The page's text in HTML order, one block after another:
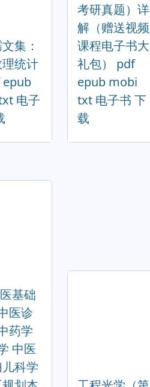
集：
统计
电子
考研真题）详
解（赠送视频
课程电子书大
礼包） pdf
epub mobi
txt 电子书 下
载
基础
医诊
药学
中医
科学